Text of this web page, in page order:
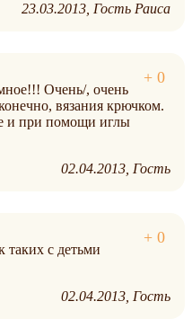
23.03.2013 Гость Раиса
Очень/, очень
вязания крючком.
и при помощи иглы
02.04.2013 Гость
таких с детьми
02.04.2013 Гость